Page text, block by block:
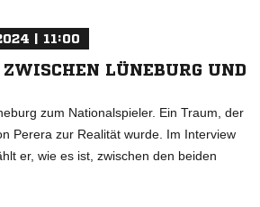
| 11:00
LÜNEBURG UND
zum Nationalspieler. Ein Traum, der
Perera zur Realität wurde. Im Interview
er, wie es ist, zwischen den beiden